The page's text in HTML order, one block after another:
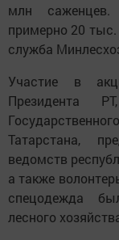
млн саженцев.
примерно 20 тыс.
служба
Участие в
Президента
Татарстана,
ведомств
а также
спецодежда
лесного